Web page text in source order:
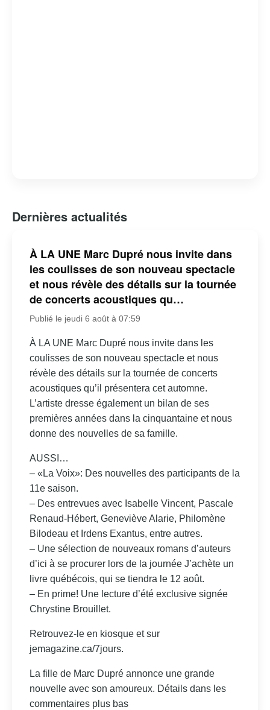
Dernières actualités
À LA UNE Marc Dupré nous invite dans
les coulisses de son nouveau spectacle
et nous révèle des détails sur la tournée
de concerts acoustiques qu…
Publié le jeudi 6 août à 07:59
À LA UNE Marc Dupré nous invite dans les
coulisses de son nouveau spectacle et nous
révèle des détails sur la tournée de concerts
acoustiques qu’il présentera cet automne.
L’artiste dresse également un bilan de ses
premières années dans la cinquantaine et nous
donne des nouvelles de sa famille.
AUSSI…
– «La Voix»: Des nouvelles des participants de la
11e saison.
– Des entrevues avec Isabelle Vincent, Pascale
Renaud-Hébert, Geneviève Alarie, Philomène
Bilodeau et Irdens Exantus, entre autres.
– Une sélection de nouveaux romans d’auteurs
d’ici à se procurer lors de la journée J’achète un
livre québécois, qui se tiendra le 12 août.
– En prime! Une lecture d’été exclusive signée
Chrystine Brouillet.
Retrouvez-le en kiosque et sur
jemagazine.ca/7jours.
La fille de Marc Dupré annonce une grande
nouvelle avec son amoureux. Détails dans les
commentaires plus bas